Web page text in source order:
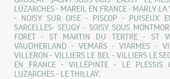
LUZARCHES - MAREIL EN FRANCE - MARLY
- NOISY SUR OISE - PISCOP - PUISEUX
SARCELLES- SEUGY - SOISY SOUS
FORET - ST MARTIN DU TERTRE - ST
VAUDHERLAND - VEMARS - VIARMES -
VILLERON - VILLIERS LE BEL - VILLIERS LE
EN FRANCE - VILLEPINTE - LE PLESSIS
LUZARCHES - LE THILLAY.